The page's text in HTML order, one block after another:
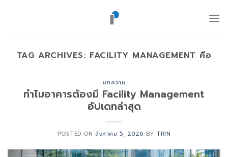
TAG ARCHIVES: FACILITY MANAGEMENT คือ
บทความ
ทำไมอาคารต้องมี Facility Management
อัปเดทล่าสุด
POSTED ON สิงหาคม 5, 2026 BY TRIN